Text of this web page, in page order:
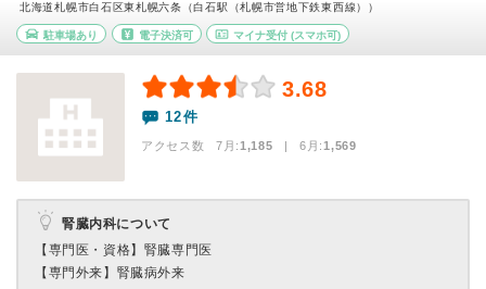
北海道札幌市白石区東札幌六条（白石駅（札幌市営地下鉄東西線））
駐車場あり 電子決済可 マイナ受付 (スマホ可)
3.68
12件
アクセス数 7月:1,185 | 6月:1,569
腎臓内科について
【専門医・資格】 腎臓専門医
【専門外来】 腎臓病外来